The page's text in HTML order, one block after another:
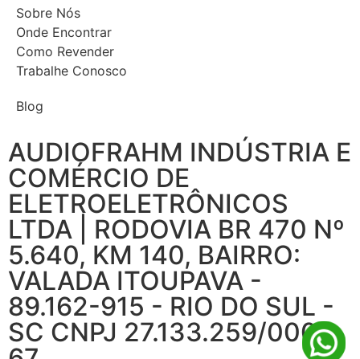
Sobre Nós
Onde Encontrar
Como Revender
Trabalhe Conosco
Blog
AUDIOFRAHM INDÚSTRIA E
COMÉRCIO DE
ELETROELETRÔNICOS
LTDA | RODOVIA BR 470 Nº
5.640, KM 140, BAIRRO:
VALADA ITOUPAVA -
89.162-915 - RIO DO SUL -
SC CNPJ 27.133.259/0001-